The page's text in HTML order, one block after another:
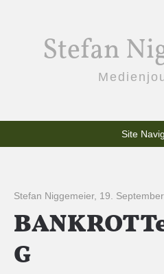
Stefan
Site
Stefan Niggemeier, 19.
G